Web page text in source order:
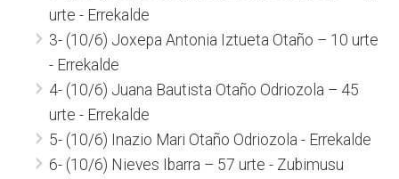
urte - Errekalde
3- (10/6) Joxepa Antonia Iztueta Otaño – 10 urte
- Errekalde
4- (10/6) Juana Bautista Otaño Odriozola – 45
urte - Errekalde
5- (10/6) Inazio Mari Otaño Odriozola - Errekalde
6- (10/6) Nieves Ibarra – 57 urte - Zubimusu